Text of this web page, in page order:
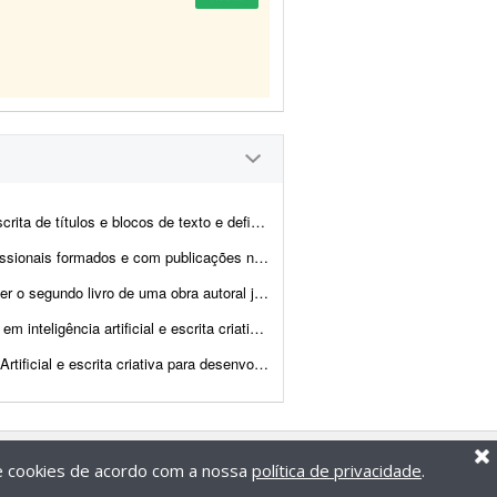
do estilo de campanha para uma campanha publicit...
Enviar portfólio (somente sobre esse tema). - A produç&a...
O projeto será uma continuação direta do primeiro livro, mantendo ...
1 livro de memórias e reflexões, com aproximadamente 30.000 p...
com aproximadamente 10 mil palavras cada, utilizando f...
de acordo com a nossa política de privacidade.